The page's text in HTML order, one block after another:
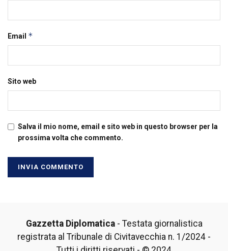
Email *
Sito web
Salva il mio nome, email e sito web in questo browser per la
prossima volta che commento.
Gazzetta Diplomatica- Testata giornalistica
registrata al Tribunale di Civitavecchia n. 1/2024 -